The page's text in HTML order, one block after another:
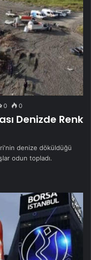
0 0
Denizde Renk
denize döküldüğü
odun topladı.